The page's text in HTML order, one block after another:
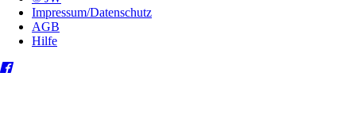
Impressum/Datenschutz
AGB
Hilfe